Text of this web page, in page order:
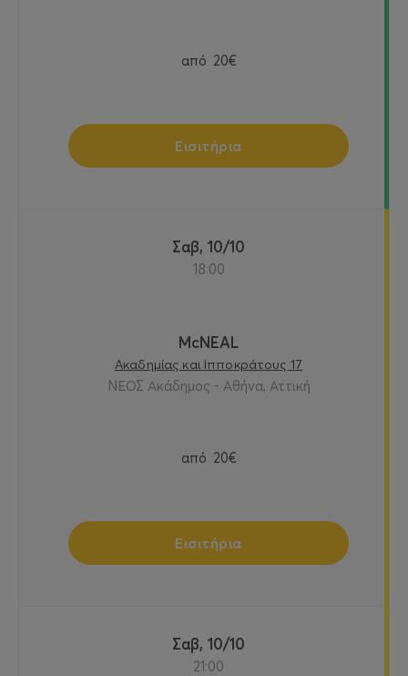
από 20€
Εισιτήρια
Σαβ, 10/10
18:00
McNEAL
Ακαδημίας και Ιπποκράτους 17
ΝΕΟΣ Ακάδημος - Αθήνα, Αττική
από 20€
Εισιτήρια
Σαβ, 10/10
21:00